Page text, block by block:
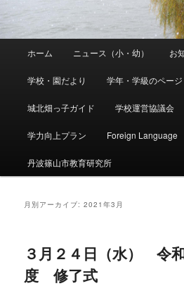
ホーム ニュース（小・幼） お
学校・園だより 学年・学級のページ
城北畑っ子ガイド 学校運営協議会
学力向上プラン Foreign Language
丹波篠山市教育研究所
月別アーカイブ:2021年3月
３月２４日（水） 令
度 修了式